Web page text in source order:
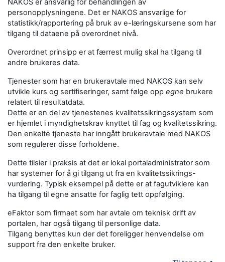
NAKOS er ansvarlig for behandlingen av
personopplysningene. Det er NAKOS ansvarlige for
statistikk/rapportering på bruk av e-læringskursene som har
tilgang til dataene på overordnet nivå.
Overordnet prinsipp er at færrest mulig skal ha tilgang til
andre brukeres data.
Tjenester som har en brukeravtale med NAKOS kan selv
utvikle kurs og sertifiseringer, samt følge opp egne brukere
relatert til resultatdata.
Dette er en del av tjenestenes kvalitetssikringssystem som
er hjemlet i myndighetskrav knyttet til fag og kvalitetssikring.
Den enkelte tjeneste har inngått brukeravtale med NAKOS
som regulerer disse forholdene.
Dette tilsier i praksis at det er lokal portaladministrator som
har systemer for å gi tilgang ut fra en kvalitetssikrings-
vurdering. Typisk eksempel på dette er at fagutviklere kan
ha tilgang til egne ansatte for faglig tett oppfølging.
eFaktor som firmaet som har avtale om teknisk drift av
portalen, har også tilgang til personlige data.
Tilgang benyttes kun der det foreligger henvendelse om
support fra den enkelte bruker.